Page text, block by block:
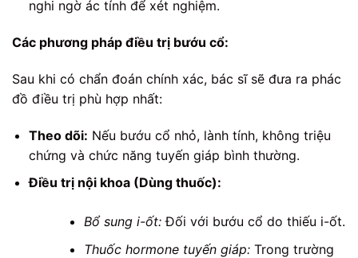
nghi ngờ ác tính để xét nghiệm.
Các phương pháp điều trị bướu cổ:
Sau khi có chẩn đoán chính xác, bác sĩ sẽ đưa ra phác
đồ điều trị phù hợp nhất:
Theo dõi: Nếu bướu cổ nhỏ, lành tính, không triệu
chứng và chức năng tuyến giáp bình thường.
Điều trị nội khoa (Dùng thuốc):
Bổ sung i-ốt:Đối với bướu cổ do thiếu i-ốt.
Thuốc hormone tuyến giáp:Trong trường